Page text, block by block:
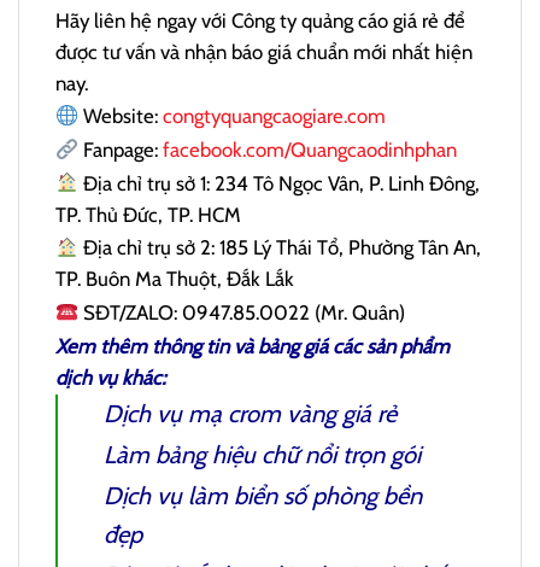
Hãy liên hệ ngay với Công ty quảng cáo giá rẻ để
được tư vấn và nhận báo giá chuẩn mới nhất hiện
nay.
Website:congtyquangcaogiare.com
Fanpage:facebook.com/Quangcaodinhphan
Địa chỉ trụ sở 1: 234 Tô Ngọc Vân, P. Linh Đông,
TP. Thủ Đức, TP. HCM
Địa chỉ trụ sở 2: 185 Lý Thái Tổ, Phường Tân An,
TP. Buôn Ma Thuột, Đắk Lắk
SĐT/ZALO: 0947.85.0022 (Mr. Quân)
Xem thêm thông tin và bảng giá các sản phẩm
dịch vụ khác:
Dịch vụ mạ crom vànggiá rẻ
Làm bảng hiệu chữ nổitrọn gói
Dịch vụ làm biển số phòngbền
đẹp